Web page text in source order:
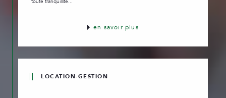
toute tranquillité...
en savoir plus
LOCATION-GESTION